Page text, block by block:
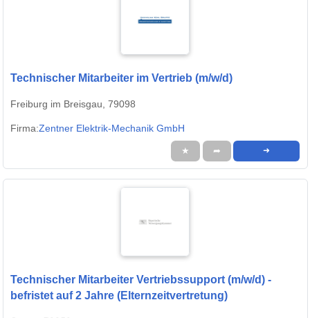
Technischer Mitarbeiter im Vertrieb (m/w/d)
Freiburg im Breisgau, 79098
Firma:Zentner Elektrik-Mechanik GmbH
★ ➦ ➜
Technischer Mitarbeiter Vertriebssupport (m/w/d) -
befristet auf 2 Jahre (Elternzeitvertretung)